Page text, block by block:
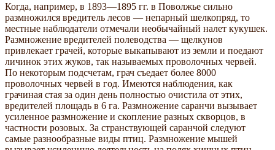
Когда, например, в 1893—1895 гг. в Поволжье сильно
размножился вредитель лесов — непарный шелкопряд, то
местные наблюдатели отмечали необычайный налет кукушек.
Размножение вредителей полеводства — щелкунов
привлекает грачей, которые выкапывают из земли и поедают
личинок этих жуков, так называемых проволочных червей.
По некоторым подсчетам, грач съедает более 8000
проволочных червей в год. Имеются наблюдения, как
грачиная стая за один день полностью очистила от этих,
вредителей площадь в 6 га. Размножение саранчи вызывает
усиленное размножение и скопление разных скворцов, в
частности розовых. За странствующей саранчой следуют
самые разнообразные виды птиц. Размножение мышей